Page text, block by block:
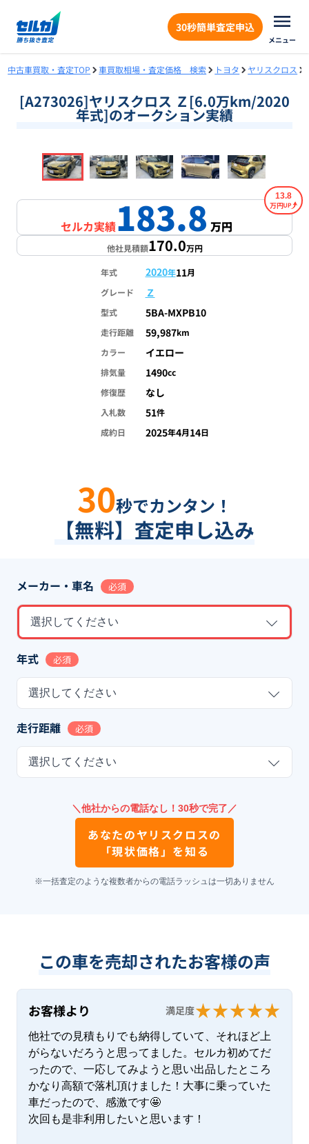
30秒簡単査定申込
メニュー
中古車買取・査定TOP 車買取相場・査定価格 検索 トヨタ ヤリスクロス
[A273026]ヤリスクロス Ｚ[6.0万km/2020
年式]のオークション実績
1/18
セルカ実績183.8万円
13.8
万円
他社見積額170.0万円
年式 2020年11月
グレード
Ｚ
型式 5BA-MXPB10
走行距離 59,987km
カラー
イエロー
排気量 1490cc
修復歴
なし
入札数 51件
成約日
2025年4月14日
30秒でカンタン！
【無料】査定申し込み
メーカー・車名 必須
選択してください
年式 必須
選択してください
走行距離 必須
選択してください
＼他社からの電話なし！30秒で完了／
あなたのヤリスクロスの
「現状価格」を知る
※一括査定のような複数者からの電話ラッシュは一切ありません
この車を売却されたお客様の声
お客様より 満足度
他社での見積もりでも納得していて、それほど上
がらないだろうと思ってました。セルカ初めてだ
ったので、一応してみようと思い出品したところ
かなり高額で落札頂けました！大事に乗っていた
車だったので、感激です🤩
次回も是非利用したいと思います！